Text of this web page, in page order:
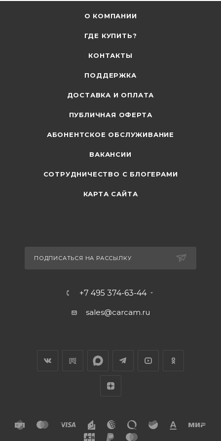
О КОМПАНИИ
ГДЕ КУПИТЬ?
КОНТАКТЫ
ПОДДЕРЖКА
ДОСТАВКА И ОПЛАТА
ПУБЛИЧНАЯ ОФЕРТА
АБОНЕНТСКОЕ ОБСЛУЖИВАНИЕ
ВАКАНСИИ
СОТРУДНИЧЕСТВО С БЛОГЕРАМИ
КАРТА САЙТА
ПОДПИСАТЬСЯ НА РАССЫЛКУ
+7 495 374-63-44
sales@carcam.ru